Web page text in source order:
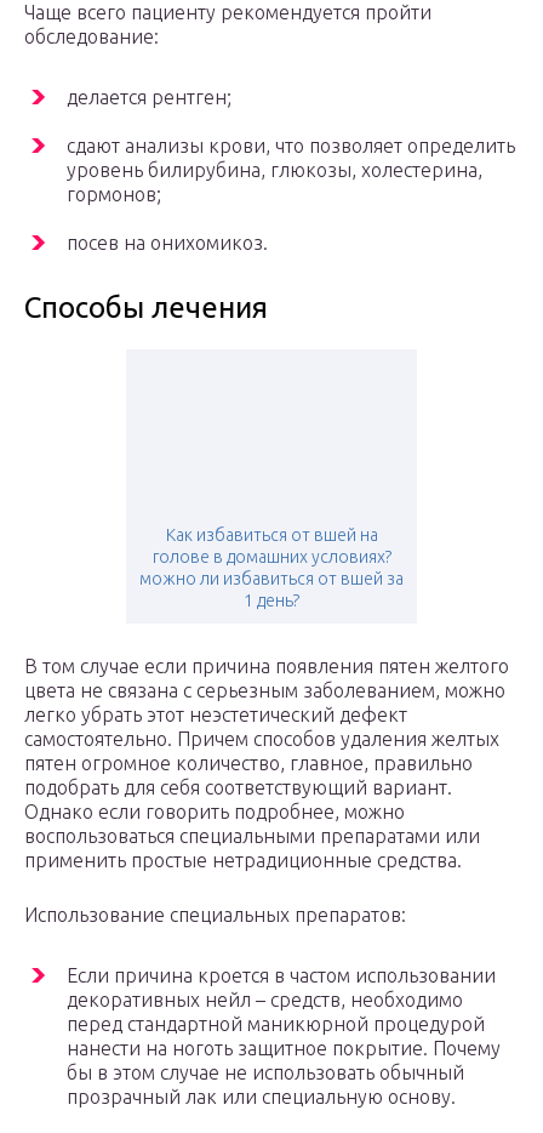
Чаще всего пациенту рекомендуется пройти
обследование:
делается рентген;
сдают анализы крови, что позволяет определить
уровень билирубина, глюкозы, холестерина,
гормонов;
посев на онихомикоз.
Способы лечения
Как избавиться от вшей на
голове в домашних условиях?
можно ли избавиться от вшей за
1 день?
В том случае если причина появления пятен желтого
цвета не связана с серьезным заболеванием, можно
легко убрать этот неэстетический дефект
самостоятельно. Причем способов удаления желтых
пятен огромное количество, главное, правильно
подобрать для себя соответствующий вариант.
Однако если говорить подробнее, можно
воспользоваться специальными препаратами или
применить простые нетрадиционные средства.
Использование специальных препаратов:
Если причина кроется в частом использовании
декоративных нейл – средств, необходимо
перед стандартной маникюрной процедурой
нанести на ноготь защитное покрытие. Почему
бы в этом случае не использовать обычный
прозрачный лак или специальную основу.